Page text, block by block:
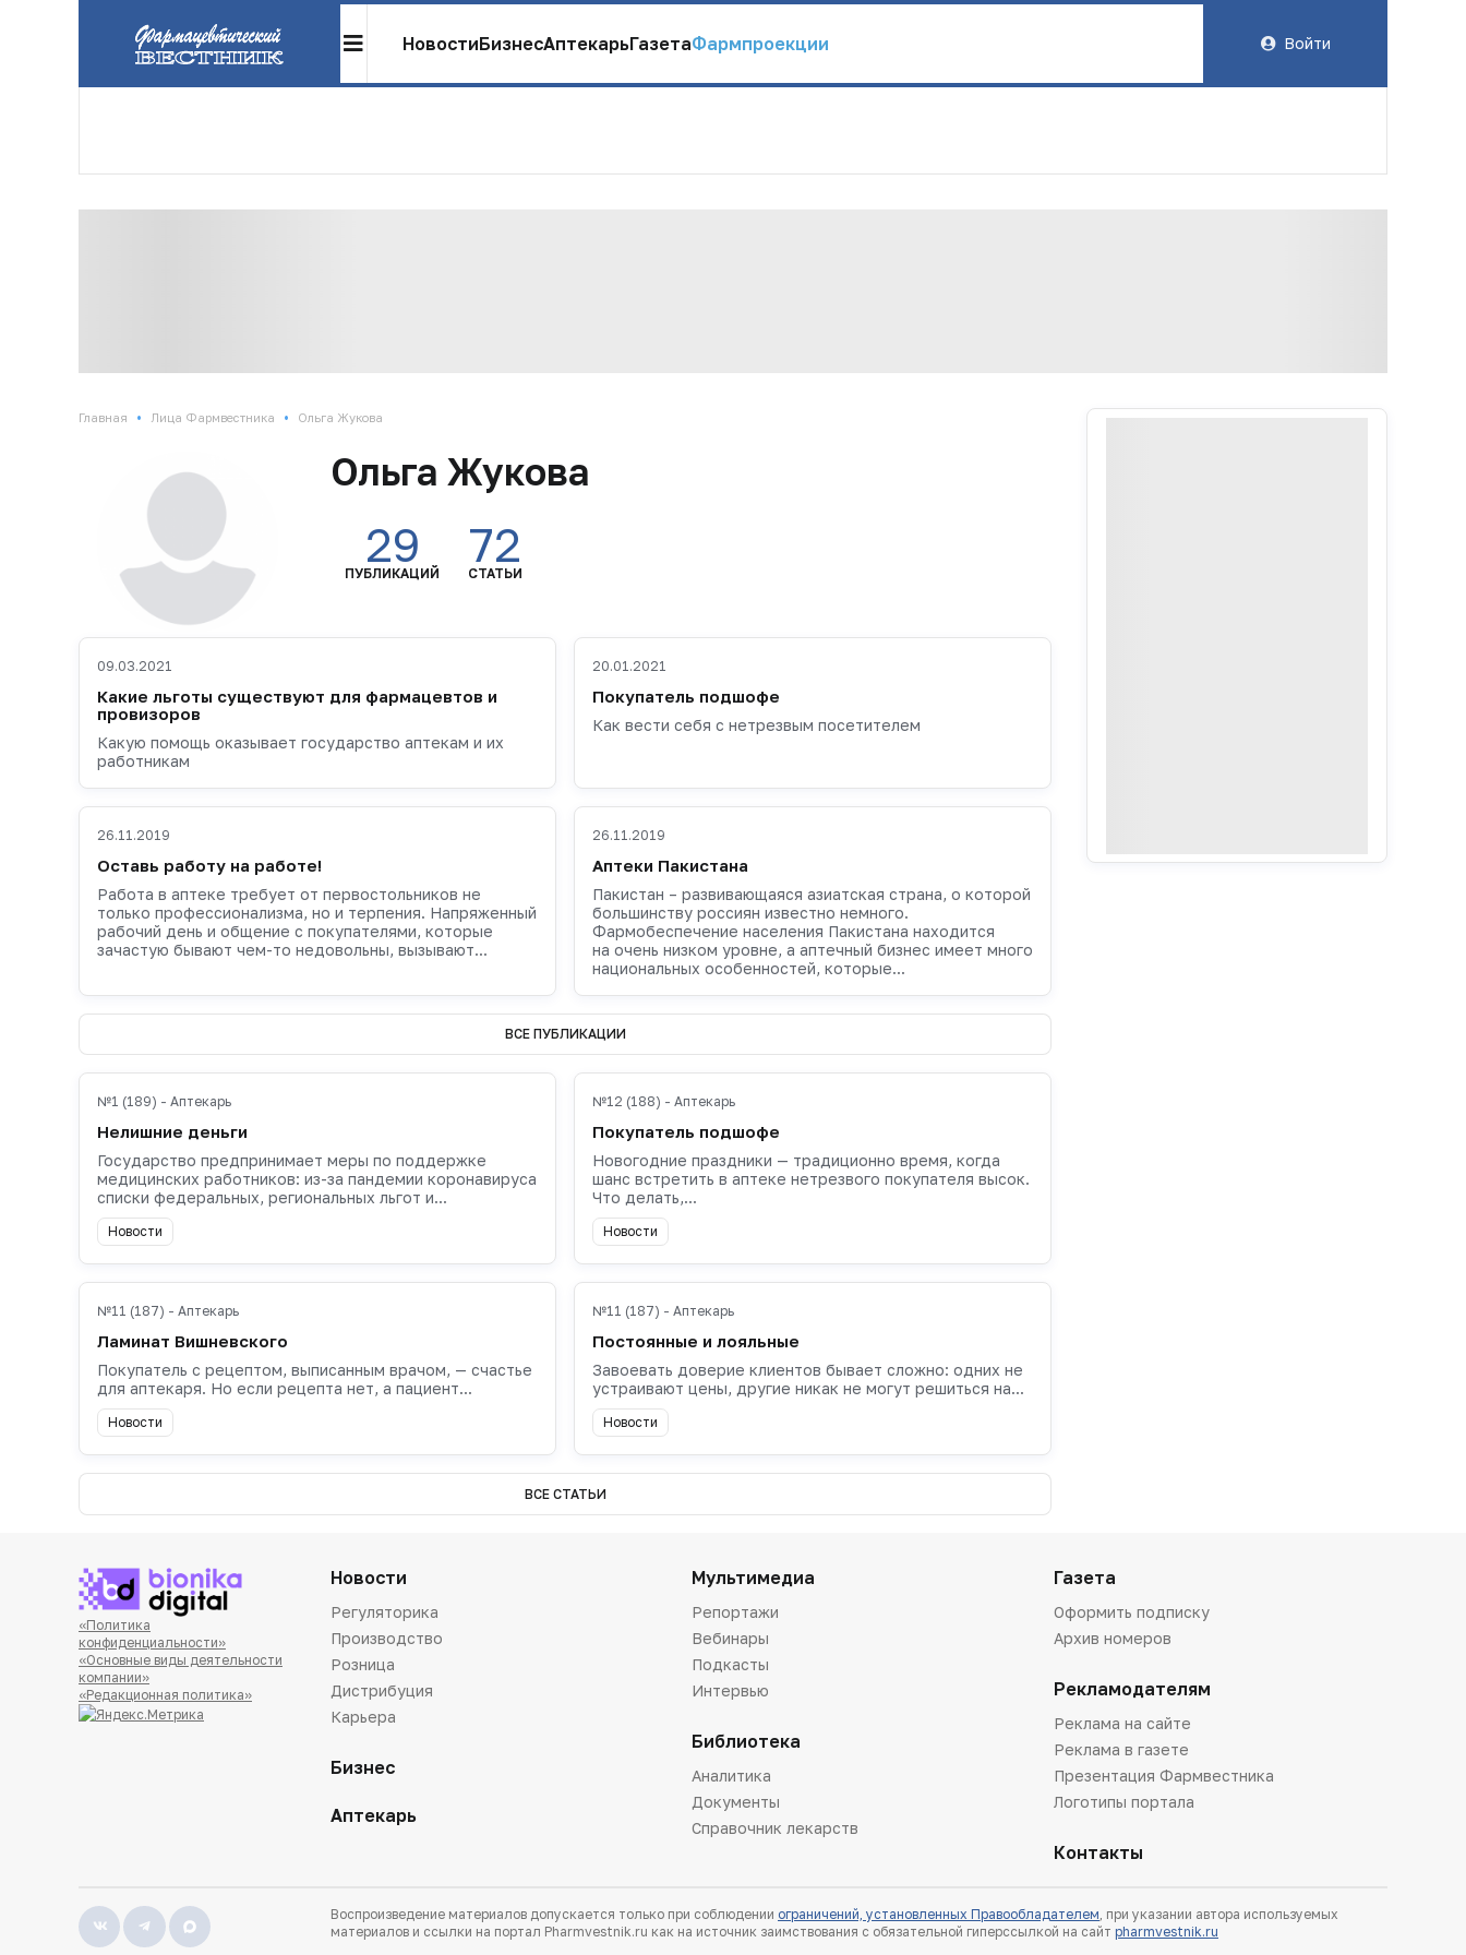
НовостиБизнесАптекарьГазетаФармпроекции Войти
Главная • Лица Фармвестника • Ольга Жукова
Ольга Жукова
29
ПУБЛИКАЦИЙ
72
СТАТЬИ
09.03.2021
Какие льготы существуют для фармацевтов и
провизоров
Какую помощь оказывает государство аптекам и их
работникам
20.01.2021
Покупатель подшофе
Как вести себя с нетрезвым посетителем
26.11.2019
Оставь работу на работе!
Работа в аптеке требует от первостольников не
только профессионализма, но и терпения. Напряженный
рабочий день и общение с покупателями, которые
зачастую бывают чем-то недовольны, вызывают...
26.11.2019
Аптеки Пакистана
Пакистан – развивающаяся азиатская страна, о которой
большинству россиян известно немного.
Фармобеспечение населения Пакистана находится
на очень низком уровне, а аптечный бизнес имеет много
национальных особенностей, которые...
ВСЕ ПУБЛИКАЦИИ
№1 (189) - Аптекарь
Нелишние деньги
Государство предпринимает меры по поддержке
медицинских работников: из-за пандемии коронавируса
списки федеральных, региональных льгот и...
Новости
№12 (188) - Аптекарь
Покупатель подшофе
Новогодние праздники — традиционно время, когда
шанс встретить в аптеке нетрезвого покупателя высок.
Что делать,...
Новости
№11 (187) - Аптекарь
Ламинат Вишневского
Покупатель с рецептом, выписанным врачом, — счастье
для аптекаря. Но если рецепта нет, а пациент...
Новости
№11 (187) - Аптекарь
Постоянные и лояльные
Завоевать доверие клиентов бывает сложно: одних не
устраивают цены, другие никак не могут решиться на...
Новости
ВСЕ СТАТЬИ
«Политика
конфиденциальности»
«Основные виды деятельности
компании»
«Редакционная политика»
Новости
Регуляторика
Производство
Розница
Дистрибуция
Карьера
Бизнес
Аптекарь
Мультимедиа
Репортажи
Вебинары
Подкасты
Интервью
Библиотека
Аналитика
Документы
Справочник лекарств
Газета
Оформить подписку
Архив номеров
Рекламодателям
Реклама на сайте
Реклама в газете
Презентация Фармвестника
Логотипы портала
Контакты
Воспроизведение материалов допускается только при соблюдении ограничений, установленных Правообладателем , при указании автора используемых
материалов и ссылки на портал Pharmvestnik.ru как на источник заимствования с обязательной гиперссылкой на сайт pharmvestnik.ru